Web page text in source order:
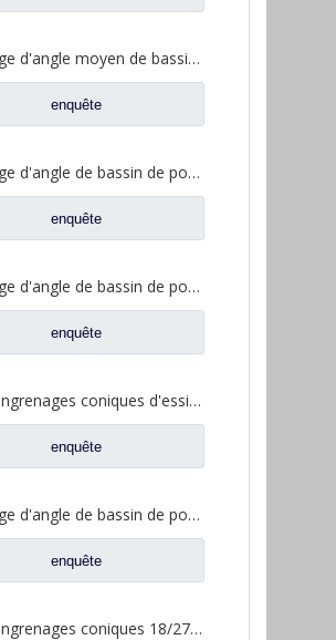
Engrenage d'angle moyen de bassin de pont pour les pièces de rechange 5801845742 de camion de SAIC Hongyan
enquête
Engrenage d'angle de bassin de pont moyen pour pièces de rechange Shamcan DelongTruck 81.35199.6535
enquête
Engrenage d'angle de bassin de pont arrière pour pièces de rechange Shamcan DelongTruck 81.35199.6554
enquête
Paire d'engrenages coniques d'essieu moyen 28/21 pour pièces de rechange de camion FAW Jiefang d'essieu A0E 2502036/037-A0E
enquête
Engrenage d'angle de bassin de pont moyen pour pièces de rechange Shamcan DelongTruck 81.35199.6587
enquête
Paire d'engrenages coniques 18/27 pour pièces de rechange 2502ZHS1827-025/026 de camion de levage en T de l'essieu Dena Dongfeng